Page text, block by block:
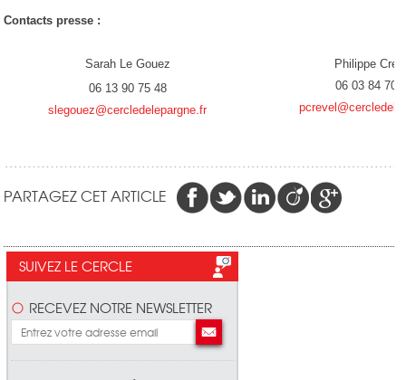
Contacts presse :
Sarah Le Gouez
06 13 90 75 48
slegouez@cercledelepargne.fr
Philippe
06 03 84 70
PARTAGEZ CET ARTICLE
SUIVEZ LE CERCLE
RECEVEZ NOTRE NEWSLETTER